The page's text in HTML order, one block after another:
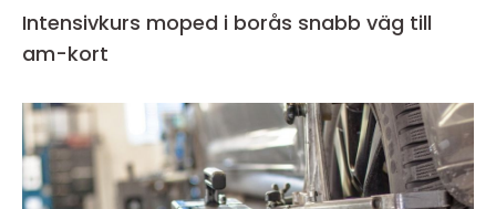
Intensivkurs moped i borås snabb väg till
am-kort